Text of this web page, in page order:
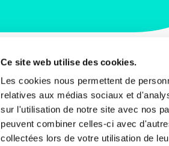
Ce site web utilise des cookies.
Les cookies nous permettent de
relatives aux médias sociaux et
sur l'utilisation de notre site avec nos
peuvent combiner celles-ci avec
collectées lors de votre utilisation de
Rue du
1000, Bruxelles
Belgique
+32 2 238 01 11